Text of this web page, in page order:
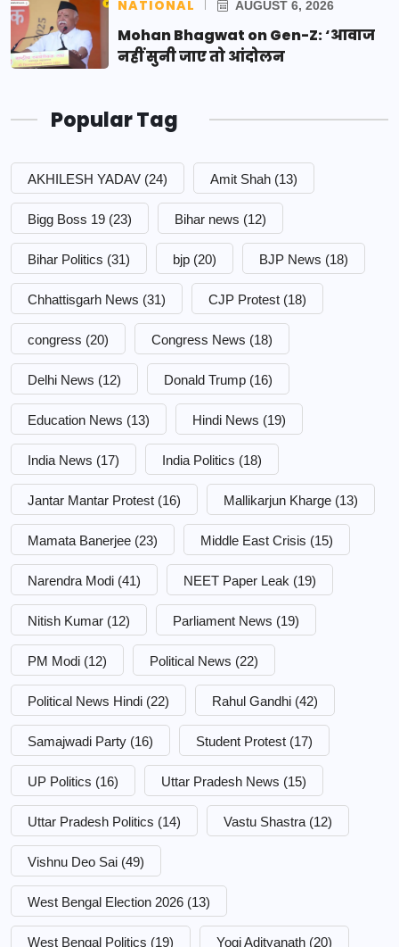
NATIONAL AUGUST 6, 2026
Mohan Bhagwat on Gen-Z: ‘आवाज
नहीं सुनी जाए तो आंदोलन
Popular Tag
AKHILESH YADAV (24) Amit Shah (13)
Bigg Boss 19 (23) Bihar news (12)
Bihar Politics (31) bjp (20) BJP News (18)
Chhattisgarh News (31) CJP Protest (18)
congress (20) Congress News (18)
Delhi News (12) Donald Trump (16)
Education News (13) Hindi News (19)
India News (17) India Politics (18)
Jantar Mantar Protest (16) Mallikarjun Kharge (13)
Mamata Banerjee (23) Middle East Crisis (15)
Narendra Modi (41) NEET Paper Leak (19)
Nitish Kumar (12) Parliament News (19)
PM Modi (12) Political News (22)
Political News Hindi (22) Rahul Gandhi (42)
Samajwadi Party (16) Student Protest (17)
UP Politics (16) Uttar Pradesh News (15)
Uttar Pradesh Politics (14) Vastu Shastra (12)
Vishnu Deo Sai (49)
West Bengal Election 2026 (13)
West Bengal Politics (19) Yogi Adityanath (20)